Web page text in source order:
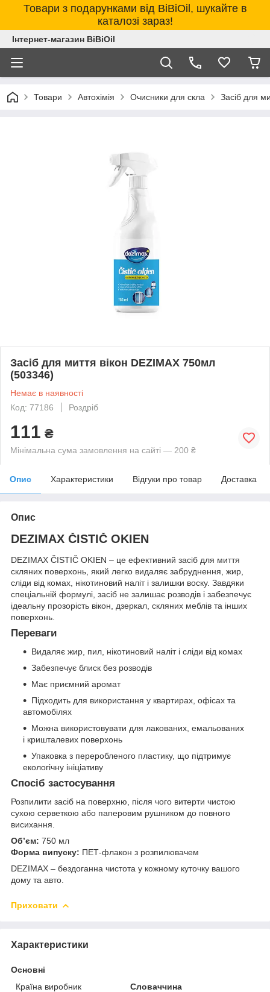
Товари з подарунками від BiBiOil, шукайте в
каталозі зараз!
Інтернет-магазин BiBiOil
Товари Автохімія Очисники для скла Засіб для
Засіб для миття вікон DEZIMAX 750мл
(503346)
Немає в наявності
Код: 77186
Роздріб
111 ₴
Мінімальна сума замовлення на сайті — 200 ₴
Опис Характеристики Відгуки про товар Доставка
Опис
DEZIMAX ČISTIČ OKIEN
DEZIMAX ČISTIČ OKIEN – це ефективний засіб для миття
скляних поверхонь, який легко видаляє забруднення, жир,
сліди від комах, нікотиновий наліт і залишки воску. Завдяки
спеціальній формулі, засіб не залишає розводів і забезпечує
ідеальну прозорість вікон, дзеркал, скляних меблів та інших
поверхонь.
Переваги
Видаляє жир, пил, нікотиновий наліт і сліди від комах
Забезпечує блиск без розводів
Має приємний аромат
Підходить для використання у квартирах, офісах та
автомобілях
Можна використовувати для лакованих, емальованих
і кришталевих поверхонь
Упаковка з переробленого пластику, що підтримує
екологічну ініціативу
Спосіб застосування
Розпилити засіб на поверхню, після чого витерти чистою
сухою серветкою або паперовим рушником до повного
висихання.
Об’єм: 750 мл
Форма випуску: ПЕТ-флакон з розпилювачем
DEZIMAX – бездоганна чистота у кожному куточку вашого
дому та авто.
Приховати
Характеристики
Основні
Країна виробник
Словаччина